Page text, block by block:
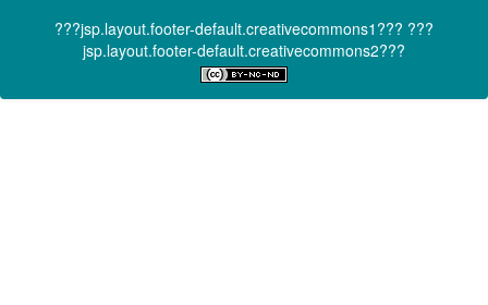
???jsp.layout.footer-default.creativecommons1??? ???
jsp.layout.footer-default.creativecommons2???